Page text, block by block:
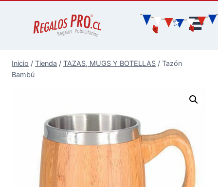
Inicio / Tienda / TAZAS, MUGS Y BOTELLAS / Tazón
Bambú